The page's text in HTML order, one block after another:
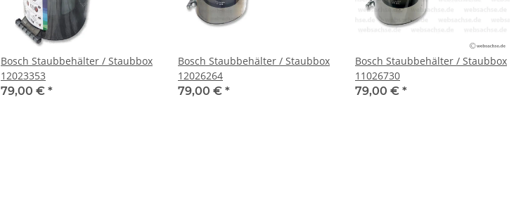
Bosch Staubbehälter / Staubbox
12023353
79,00 € *
Bosch Staubbehälter / Staubbox
12026264
79,00 € *
Bosch Staubbehälter / Staubbox
11026730
79,00 € *